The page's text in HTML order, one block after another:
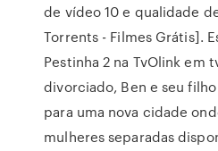
de vídeo 10 e qualidade
Torrents - Filmes Grátis].
Pestinha 2 na TvOlink em
divorciado, Ben e seu
para uma nova cidade
mulheres separadas